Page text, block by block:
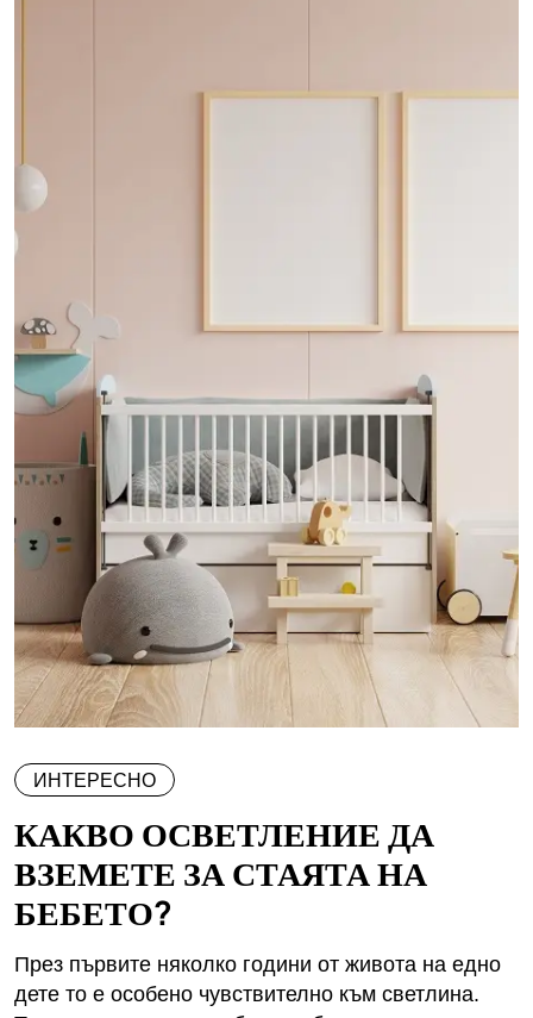
ИНТЕРЕСНО
КАКВО ОСВЕТЛЕНИЕ ДА
ВЗЕМЕТЕ ЗА СТАЯТА НА
БЕБЕТО?
През първите няколко години от живота на едно
дете то е особено чувствително към светлина.